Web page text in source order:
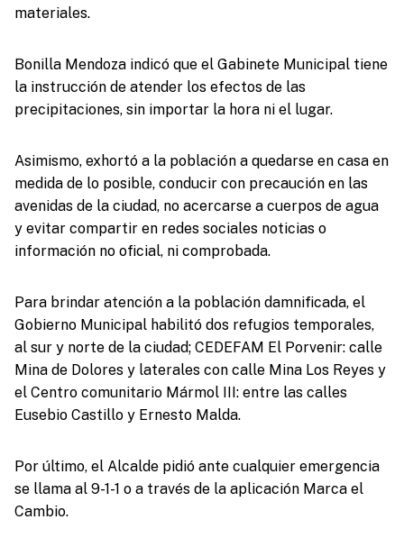
materiales.
Bonilla Mendoza indicó que el Gabinete Municipal tiene
la instrucción de atender los efectos de las
precipitaciones, sin importar la hora ni el lugar.
Asimismo, exhortó a la población a quedarse en casa en
medida de lo posible, conducir con precaución en las
avenidas de la ciudad, no acercarse a cuerpos de agua
y evitar compartir en redes sociales noticias o
información no oficial, ni comprobada.
Para brindar atención a la población damnificada, el
Gobierno Municipal habilitó dos refugios temporales,
al sur y norte de la ciudad; CEDEFAM El Porvenir: calle
Mina de Dolores y laterales con calle Mina Los Reyes y
el Centro comunitario Mármol III: entre las calles
Eusebio Castillo y Ernesto Malda.
Por último, el Alcalde pidió ante cualquier emergencia
se llama al 9-1-1 o a través de la aplicación Marca el
Cambio.